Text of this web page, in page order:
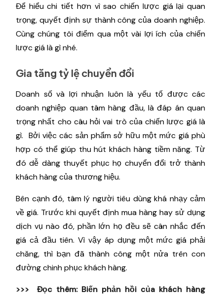
Để hiểu chi tiết hơn vì sao chiến lược giá lại quan
trọng, quyết định sự thành công của doanh nghiệp.
Cùng chúng tôi điểm qua một vài lợi ích của chiến
lược giá là gì nhé.
Gia tăng tỷ lệ chuyển đổi
Doanh số và lợi nhuận luôn là yếu tố được các
doanh nghiệp quan tâm hàng đầu, là đáp án quan
trọng nhất cho câu hỏi vai trò của chiến lược giá là
gì. Bởi việc các sản phẩm sở hữu một mức giá phù
hợp có thể giúp thu hút khách hàng tiềm năng. Từ
đó dễ dàng thuyết phục họ chuyển đổi trở thành
khách hàng của thương hiệu.
Bên cạnh đó, tâm lý người tiêu dùng khá nhạy cảm
về giá. Trước khi quyết định mua hàng hay sử dụng
dịch vụ nào đó, phần lớn họ đều sẽ cân nhắc đến
giá cả đầu tiên. Vì vậy áp dụng một mức giá phải
chăng, thì bạn đã thành công một nửa trên con
đường chinh phục khách hàng.
>>> Đọc thêm: Biến phản hồi của khách hàng